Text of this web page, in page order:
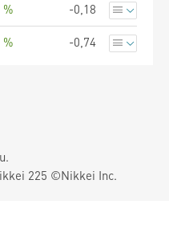
% -0,18
% -0,74
225 ©Nikkei Inc.